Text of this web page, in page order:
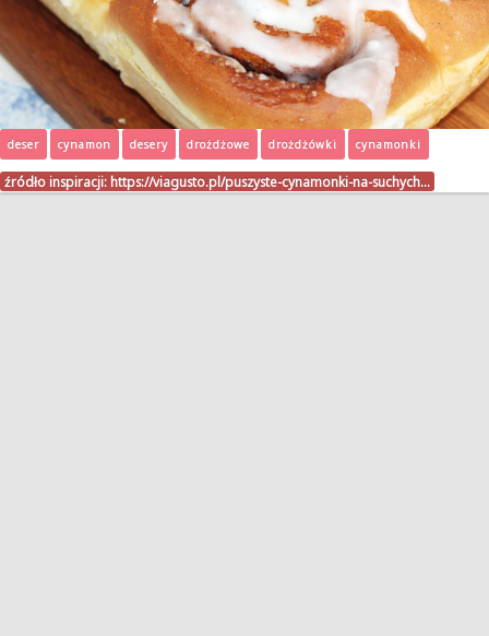
deser cynamon desery drożdżowe drożdżówki cynamonki
źródło inspiracji: https://viagusto.pl/puszyste-cynamonki-na-suchych…